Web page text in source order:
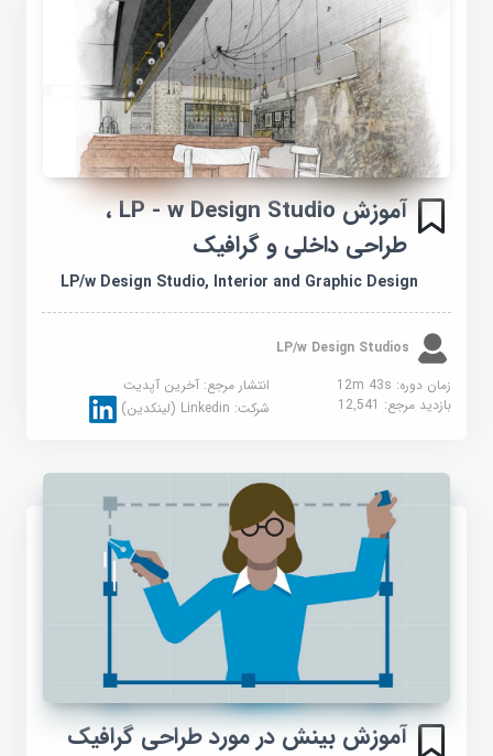
آموزش LP - w Design Studio ،
طراحی داخلی و گرافیک
LP/w Design Studio, Interior and Graphic Design
LP/w Design Studios
زمان دوره: 12m 43s
انتشار مرجع:آخرین آپدیت
بازدید مرجع:12,541 شرکت:Linkedin (لینکدین)
آموزش بینش در مورد طراحی گرافیک